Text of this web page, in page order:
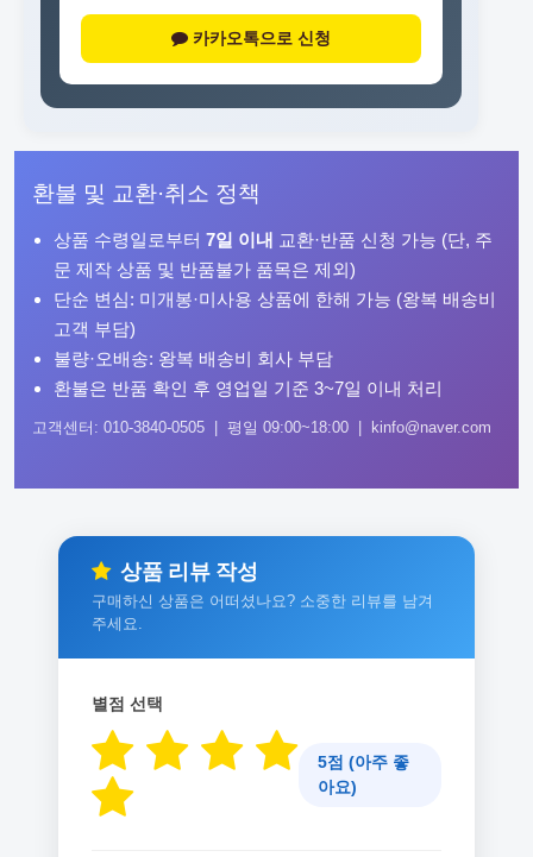
카카오톡으로 신청
환불 및 교환·취소 정책
상품 수령일로부터 7일 이내 교환·반품 신청 가능 (단, 주
문 제작 상품 및 반품불가 품목은 제외)
단순 변심: 미개봉·미사용 상품에 한해 가능 (왕복 배송비
고객 부담)
불량·오배송: 왕복 배송비 회사 부담
환불은 반품 확인 후 영업일 기준 3~7일 이내 처리
고객센터: 010-3840-0505 | 평일 09:00~18:00 | kinfo@naver.com
상품 리뷰 작성
구매하신 상품은 어떠셨나요? 소중한 리뷰를 남겨
주세요.
별점 선택
5점 (아주 좋
아요)